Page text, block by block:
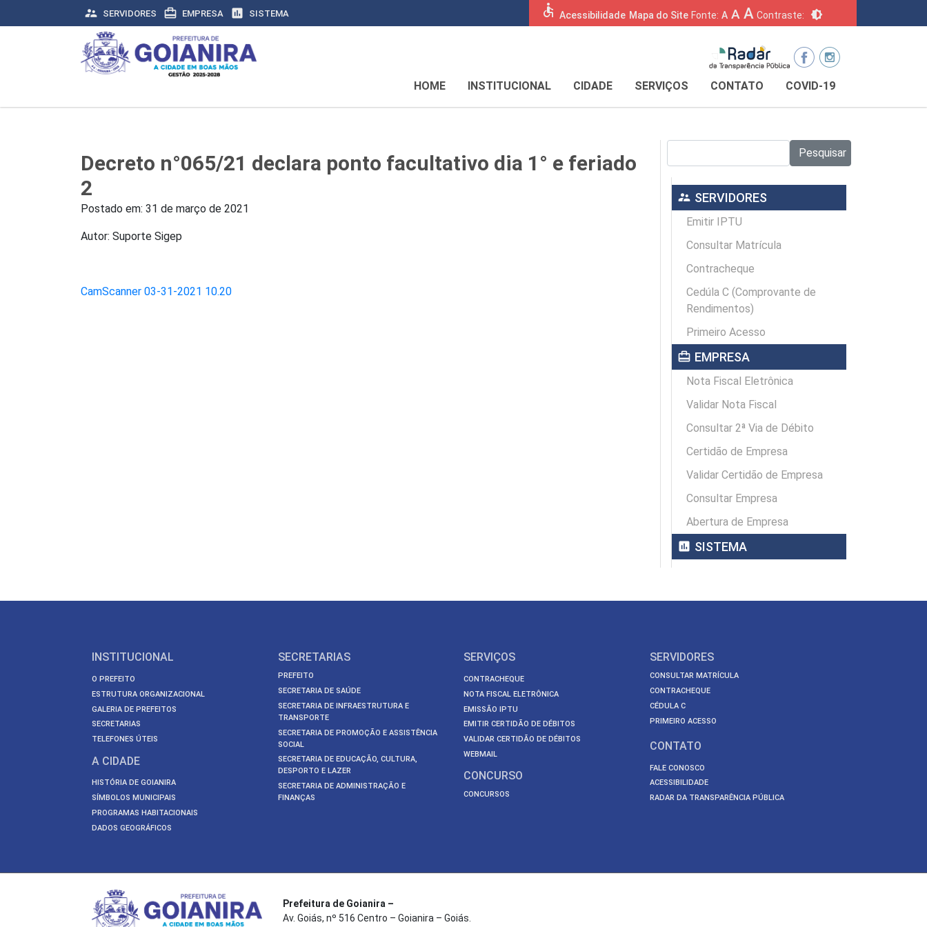
supervisor_account SERVIDORES card_travel EMPRESA assessment SISTEMA accessible Acessibilidade Mapa do Site Fonte: A A A Contraste: brightness_6
HOME INSTITUCIONAL CIDADE SERVIÇOS CONTATO COVID-19
Decreto n°065/21 declara ponto facultativo dia 1° e feriado
2
Postado em: 31 de março de 2021
Autor: Suporte Sigep
CamScanner 03-31-2021 10.20
Pesquisar
supervisor_account SERVIDORES
Emitir IPTU
Consultar Matrícula
Contracheque
Cedúla C (Comprovante de
Rendimentos)
Primeiro Acesso
card_travel EMPRESA
Nota Fiscal Eletrônica
Validar Nota Fiscal
Consultar 2ª Via de Débito
Certidão de Empresa
Validar Certidão de Empresa
Consultar Empresa
Abertura de Empresa
assessment SISTEMA
INSTITUCIONAL
O PREFEITO
ESTRUTURA ORGANIZACIONAL
GALERIA DE PREFEITOS
SECRETARIAS
TELEFONES ÚTEIS
A CIDADE
HISTÓRIA DE GOIANIRA
SÍMBOLOS MUNICIPAIS
PROGRAMAS HABITACIONAIS
DADOS GEOGRÁFICOS
SECRETARIAS
PREFEITO
SECRETARIA DE SAÚDE
SECRETARIA DE INFRAESTRUTURA E
TRANSPORTE
SECRETARIA DE PROMOÇÃO E ASSISTÊNCIA
SOCIAL
SECRETARIA DE EDUCAÇÃO, CULTURA,
DESPORTO E LAZER
SECRETARIA DE ADMINISTRAÇÃO E
FINANÇAS
SERVIÇOS
CONTRACHEQUE
NOTA FISCAL ELETRÔNICA
EMISSÃO IPTU
EMITIR CERTIDÃO DE DÉBITOS
VALIDAR CERTIDÃO DE DÉBITOS
WEBMAIL
CONCURSO
CONCURSOS
SERVIDORES
CONSULTAR MATRÍCULA
CONTRACHEQUE
CÉDULA C
PRIMEIRO ACESSO
CONTATO
FALE CONOSCO
ACESSIBILIDADE
RADAR DA TRANSPARÊNCIA PÚBLICA
Prefeitura de Goianira –
Av. Goiás, nº 516 Centro – Goianira – Goiás.